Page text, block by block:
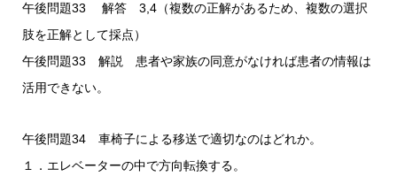
午後問題33 解答 3,4（複数の正解があるため、複数の選択
肢を正解として採点）
午後問題33 解説 患者や家族の同意がなければ患者の情報は
活用できない。
午後問題34 車椅子による移送で適切なのはどれか。
１．エレベーターの中で方向転換する。